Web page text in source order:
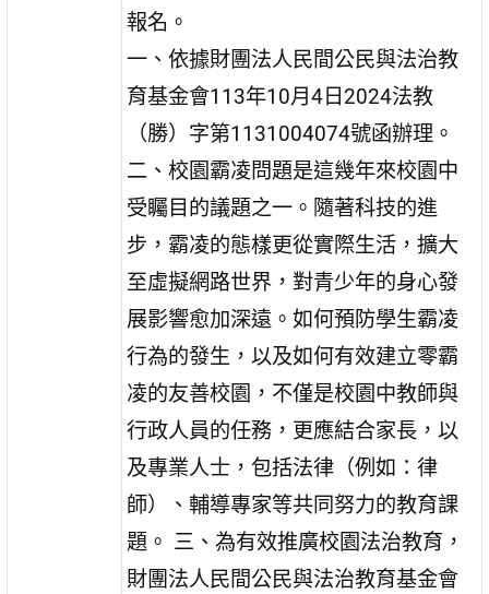
報名。
一、依據財團法人民間公民與法治教
育基金會113年10月4日2024法教
（勝）字第1131004074號函辦理。
二、校園霸凌問題是這幾年來校園中
受矚目的議題之一。隨著科技的進
步，霸凌的態樣更從實際生活，擴大
至虛擬網路世界，對青少年的身心發
展影響愈加深遠。如何預防學生霸凌
行為的發生，以及如何有效建立零霸
凌的友善校園，不僅是校園中教師與
行政人員的任務，更應結合家長，以
及專業人士，包括法律（例如：律
師）、輔導專家等共同努力的教育課
題。 三、為有效推廣校園法治教育，
財團法人民間公民與法治教育基金會